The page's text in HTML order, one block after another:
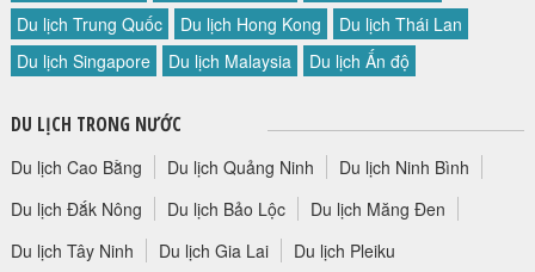
Du lịch Trung Quốc
Du lịch Hong Kong
Du lịch Thái Lan
Du lịch Singapore
Du lịch Malaysia Du lịch Ấn độ
DU LỊCH TRONG NƯỚC
Du lịch Cao Bằng Du lịch Quảng Ninh
Du lịch Ninh Bình
Du lịch Đắk Nông
Du lịch Bảo Lộc
Du lịch Măng Đen
Du lịch Tây Ninh
Du lịch Gia Lai Du lịch Pleiku